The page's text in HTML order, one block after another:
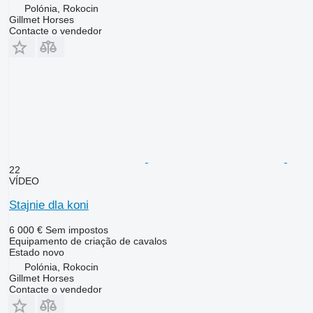
Polónia, Rokocin
Gillmet Horses
Contacte o vendedor
22
VÍDEO
Stajnie dla koni
6 000 € Sem impostos
Equipamento de criação de cavalos
Estadonovo
Polónia, Rokocin
Gillmet Horses
Contacte o vendedor